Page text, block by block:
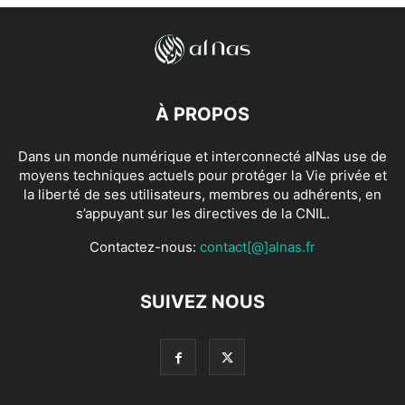
À PROPOS
Dans un monde numérique et interconnecté alNas use de
moyens techniques actuels pour protéger la Vie privée et
la liberté de ses utilisateurs, membres ou adhérents, en
s’appuyant sur les directives de la CNIL.
Contactez-nous: contact[@]alnas.fr
SUIVEZ NOUS